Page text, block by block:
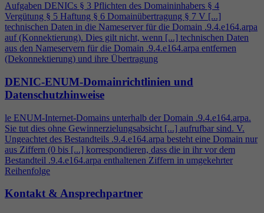
Aufgaben DENICs § 3 Pflichten des Domaininhabers § 4
Vergütung § 5 Haftung § 6 Domainübertragung § 7 V [...]
technischen Daten in die Nameserver für die Domain .9.4.e164.arpa
auf (Konnektierung). Dies gilt nicht, wenn [...] technischen Daten
aus den Nameservern für die Domain .9.4.e164.arpa entfernen
(Dekonnektierung) und ihre Übertragung
DENIC-ENUM-Domainrichtlinien und
Datenschutzhinweise
le ENUM-Internet-Domains unterhalb der Domain .9.4.e164.arpa.
Sie tut dies ohne Gewinnerzielungsabsicht [...] aufrufbar sind. V.
Ungeachtet des Bestandteils .9.4.e164.arpa besteht eine Domain nur
aus Ziffern (0 bis [...] korrespondieren, dass die in ihr vor dem
Bestandteil .9.4.e164.arpa enthaltenen Ziffern in umgekehrter
Reihenfolge
Kontakt & Ansprechpartner